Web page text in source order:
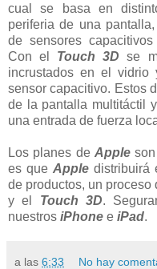
cual se basa en
periferia de una pantalla,
de sensores
Con el Touch 3D se
incrustados en el
sensor capacitivo. Estos
de la pantalla multitáctil
una entrada de fuerza
Los planes de Apple
es que Apple distribuirá
de productos, un proceso
y el Touch 3D.
nuestros iPhone e iPad.
a las 6:33 No hay